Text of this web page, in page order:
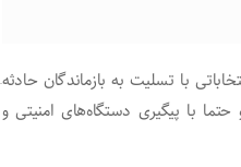
با تسلیت به بازماندگان حادثه
با پیگیری دستگاه‌های امنیتی و